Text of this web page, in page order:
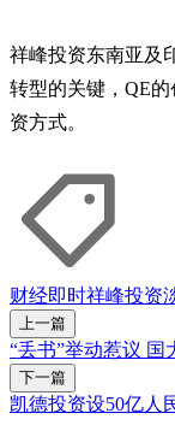
祥峰投资东南亚及
转型的关键，QE
资方式。
财经即时祥峰投资
上一篇
“丢书”举动惹议 国
下一篇
凯德投资设50亿人